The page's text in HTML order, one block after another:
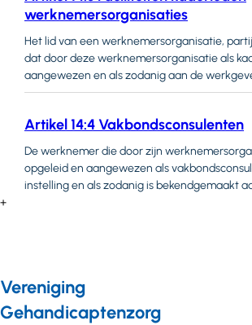
werkgever toont de werknemer de
werknemersorganisaties
Het lid van een werknemersorganisatie,
dat door deze werknemersorganisatie als
aangewezen en als zodanig aan de
gemaakt heeft tenminste aanspraak op het
wordt verstrekt en aankondigingen van
werknemersorganisaties kunnen worden
intranet in afstemming met de werkgever;de
behoeve van
binnen de instelling ten behoeve van
Artikel 14:4 Vakbondsconsulenten
De werknemer die door zijn
opgeleid en aangewezen als
instelling en als zodanig is bekendgemaakt
werknemers: maximaal 3
werknemers: maximaal 4
+
Vereniging
Gehandicaptenzorg